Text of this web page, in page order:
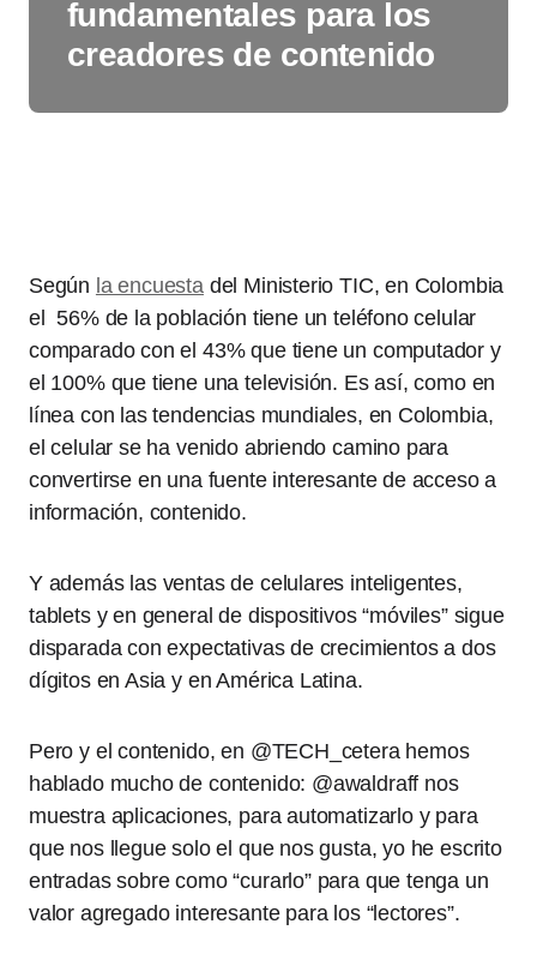
fundamentales para los
creadores de contenido
Según la encuestadel Ministerio TIC, en Colombia
el 56% de la población tiene un teléfono celular
comparado con el 43% que tiene un computador y
el 100% que tiene una televisión. Es así, como en
línea con las tendencias mundiales, en Colombia,
el celular se ha venido abriendo camino para
convertirse en una fuente interesante de acceso a
información, contenido.
Y además las ventas de celulares inteligentes,
tablets y en general de dispositivos “móviles” sigue
disparada con expectativas de crecimientos a dos
dígitos en Asia y en América Latina.
Pero y el contenido, en @TECH_cetera hemos
hablado mucho de contenido: @awaldraff nos
muestra aplicaciones, para automatizarlo y para
que nos llegue solo el que nos gusta, yo he escrito
entradas sobre como “curarlo” para que tenga un
valor agregado interesante para los “lectores”.